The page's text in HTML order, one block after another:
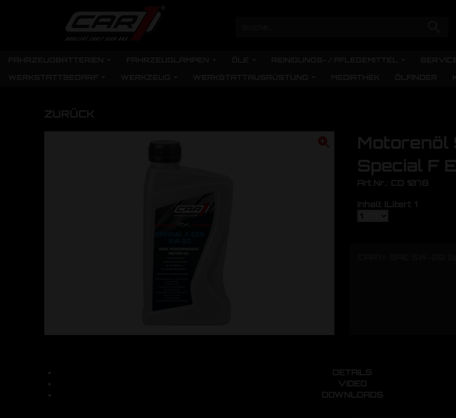
ZURÜCK
Special F
Art.Nr.: CO 1078
Inhalt [Liter]: 1
DETAILS
VIDEO
DOWNLOADS